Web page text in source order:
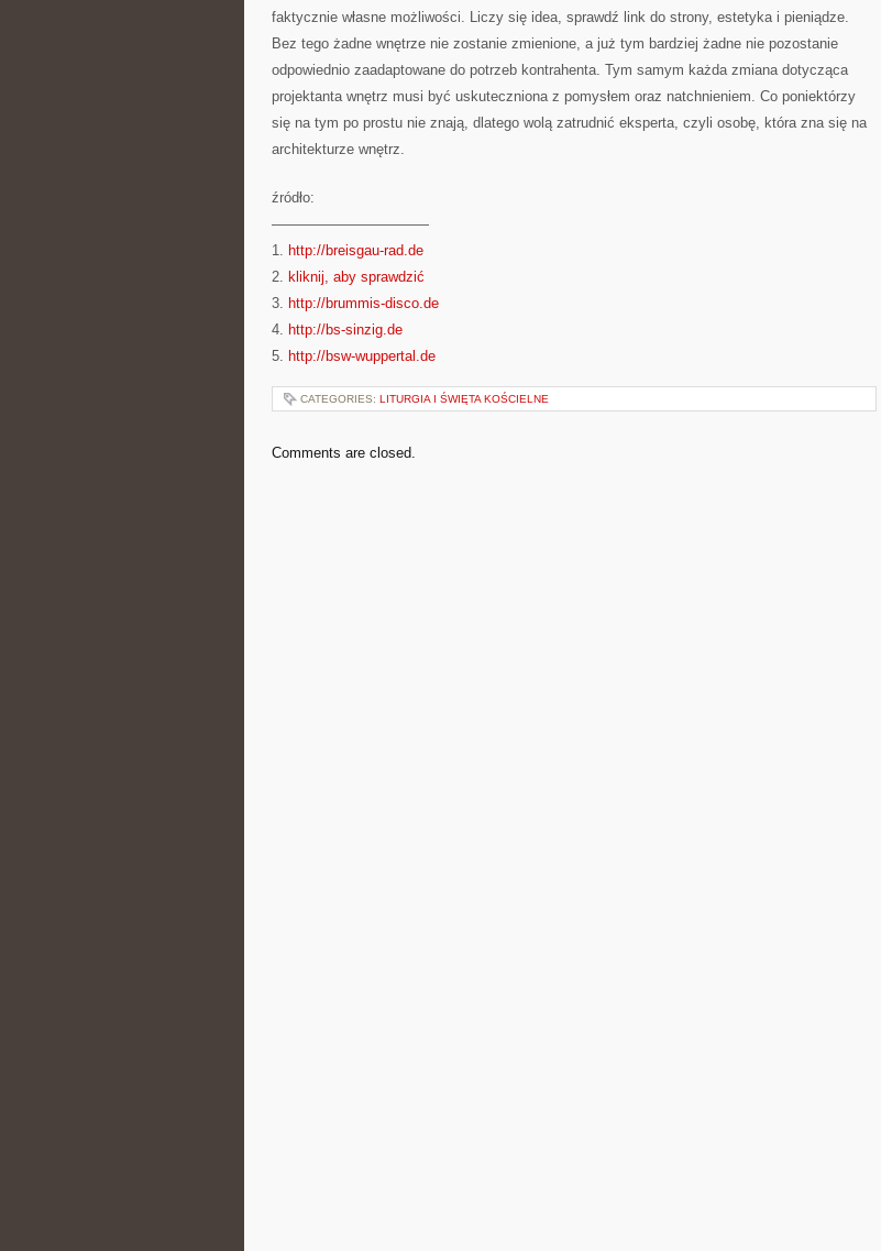
faktycznie własne możliwości. Liczy się idea, sprawdź link do strony, estetyka i pieniądze.
Bez tego żadne wnętrze nie zostanie zmienione, a już tym bardziej żadne nie pozostanie
odpowiednio zaadaptowane do potrzeb kontrahenta. Tym samym każda zmiana dotycząca
projektanta wnętrz musi być uskuteczniona z pomysłem oraz natchnieniem. Co poniektórzy
się na tym po prostu nie znają, dlatego wolą zatrudnić eksperta, czyli osobę, która zna się na
architekturze wnętrz.
źródło:
———————————
1. http://breisgau-rad.de
2. kliknij, aby sprawdzić
3. http://brummis-disco.de
4. http://bs-sinzig.de
5. http://bsw-wuppertal.de
CATEGORIES: LITURGIA I ŚWIĘTA KOŚCIELNE
Comments are closed.